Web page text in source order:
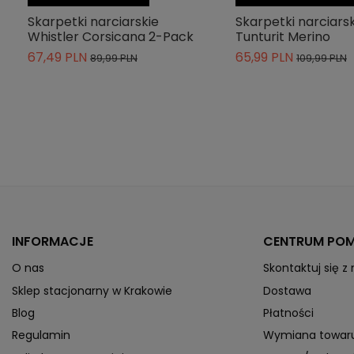
Wypełnienie
Membrana
Skarpetki narciarskie
Whistler Corsicana 2-Pack
67,49 PLN 89,99 PLN
Skarpetki
Tunturit Merino
65,99 PLN 109,99 PLN
INFORMACJE
O nas
Sklep stacjonarny w Krakowie
Blog
Regulamin
CENTRUM
Skontaktuj się z
Dostawa
Płatności
Wymiana